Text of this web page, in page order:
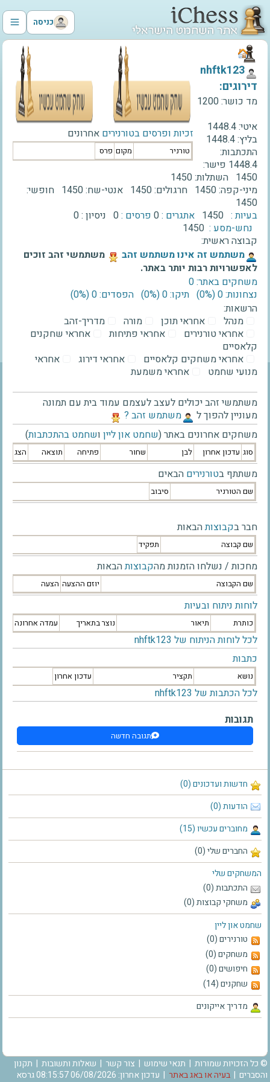
כניסה
חדשות ועדכונים (0)
הודעות (0)
מחוברים עכשיו (15)
החברים שלי (0)
המשחקים שלי
התכתבות (0)
משחקי קבוצות (0)
שחמט און ליין
טורנירים (0)
משחקים (0)
חיפושים (0)
שחקנים (14)
מדריך אייקונים
זכיות ופרסים בטורנירים אחרונים
טורניר מקום פרס
‫nhftk123‬
דירוגים:
מד כושר:1200
איטי:1448.4
בליץ:1448.4
התכתבות:
1448.4 פישר:
1450 השתלות:1450
מיני-קפה:1450 חרגולים:1450 אנטי-שח:1450 חופשי:
1450
בעיות : 1450 אתגרים :0 פרסים :0 ניסיון :0
נחש-מסע : 1450
קבוצה ראשית:
‫משתמש זה אינו משתמש זהב‬
משתמשי זהב זוכים
לאפשרויות רבות יותר באתר.
משחקים באתר: 0
נצחונות: 0 ‫(0%)‬
תיקו: 0 ‫(0%)‬
הפסדים: 0 ‫(0%)‬
הרשאות:
מנהל
אחראי תוכן מורה
מדריך-זהב
אחראי טורנירים
אחראי פתיחות
אחראי שחקנים
קלאסיים
אחראי משחקים קלאסיים
אחראי דירוג
אחראי
מנועי שחמט
אחראי משמעת
משתמשי זהב יכולים לעצב לעצמם עמוד בית עם תמונה
מעוניין להפוך ל
‫משתמש זהב ?‬
משחקים אחרונים באתר (שחמט און ליין ושחמט בהתכתבות)
סוג עדכון אחרון לבן שחור פתיחה תוצאה הצג
משתתף בטורנירים הבאים
שם הטורניר סיבוב
חבר בקבוצותהבאות
שם קבוצה תפקיד
מחכות / נשלחו הזמנות מהקבוצותהבאות
שם הקבוצה יוזם ההצעה הצעה
לוחות ניתוח ובעיות
כותרת תיאור נוצר בתאריך עמדה אחרונה
לכל לוחות הניתוח של nhftk123
כתבות
נושא תקציר עדכון אחרון
לכל הכתבות של nhftk123
תגובות
תגובה חדשה
© כל הזכויות שמורות | תנאי שימוש | צור קשר | שאלות ותשובות | תקנון
והסברים | בעיה או באג באתר
| עדכון אחרון: 06/08/2026 08:15:57 גרסא